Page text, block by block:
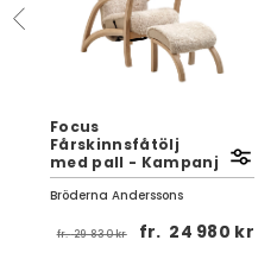
Focus
Fårskinnsfåtölj
med pall - Kampanj
Bröderna Anderssons
fr.29 830 kr fr. 24 980 kr